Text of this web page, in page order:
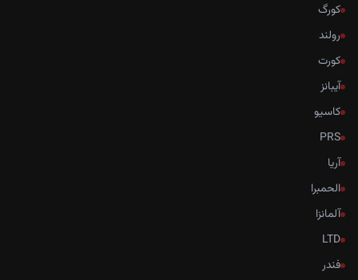
کورگ
رولند
کورت
آیبانز
کاسیو
PRS
آریا
الحمبرا
آلمانزا
LTD
فندر